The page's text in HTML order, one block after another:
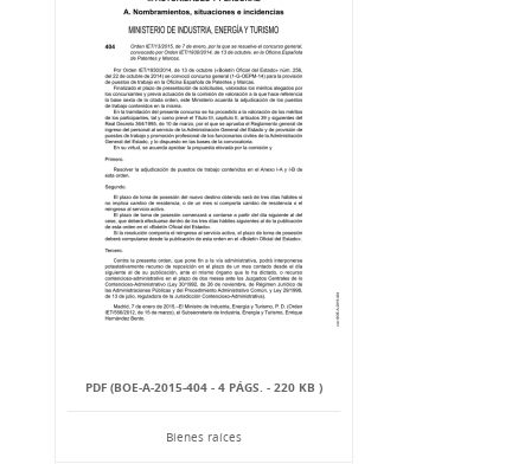
PDF (BOE-A-2015-404 - 4 PÁGS. - 220 KB )
Bienes raíces